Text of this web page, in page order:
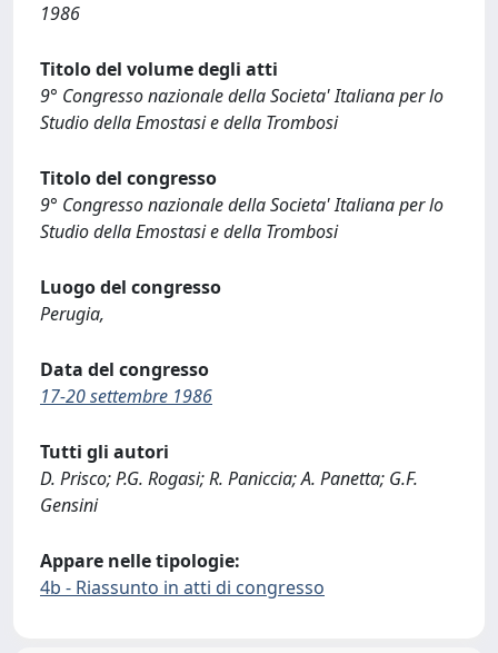
1986
Titolo del volume degli atti
9° Congresso nazionale della Societa' Italiana per lo
Studio della Emostasi e della Trombosi
Titolo del congresso
9° Congresso nazionale della Societa' Italiana per lo
Studio della Emostasi e della Trombosi
Luogo del congresso
Perugia,
Data del congresso
17-20 settembre 1986
Tutti gli autori
D. Prisco; P.G. Rogasi; R. Paniccia; A. Panetta; G.F.
Gensini
Appare nelle tipologie:
4b - Riassunto in atti di congresso